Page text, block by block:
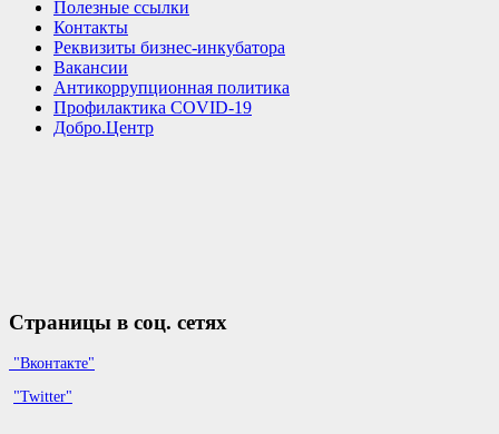
Полезные ссылки
Контакты
Реквизиты бизнес-инкубатора
Вакансии
Антикоррупционная политика
Профилактика COVID-19
Добро.Центр
Страницы в соц. сетях
"Вконтакте"
"Twitter"